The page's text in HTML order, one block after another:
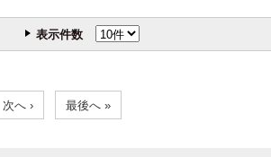
表示件数
次へ › 最後へ »